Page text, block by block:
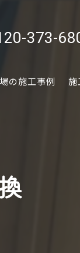
373-
の施工事例 施